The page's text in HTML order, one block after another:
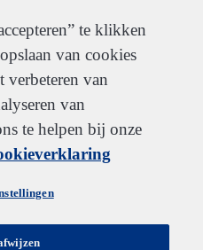
Leveranciers te klikken
van cookies
verbeteren van
van
te helpen bij onze